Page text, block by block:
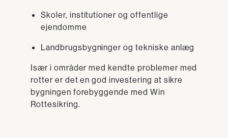
Skoler, institutioner og offentlige
ejendomme
Landbrugsbygninger og tekniske anlæg
Især i områder med kendte problemer med
rotter er det en god investering at sikre
bygningen forebyggende med Win
Rottesikring.